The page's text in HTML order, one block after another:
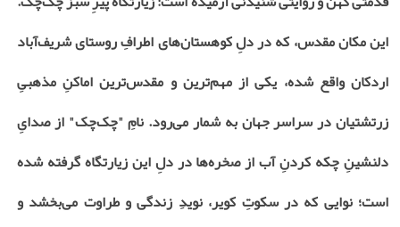
این مکان مقدس، که در دلِ کوهستان‌های اطرافِ روستای شریف‌آباد
اردکان واقع شده، یکی از مهم‌ترین و مقدس‌ترین اماکنِ مذهبیِ
زرتشتیان در سراسر جهان به شمار می‌رود. نامِ "چک‌چک" از صدایِ
دلنشینِ چکه کردنِ آب از صخره‌ها در دلِ این زیارتگاه گرفته شده
است؛ نوایی که در سکوتِ کویر، نویدِ زندگی و طراوت می‌بخشد و